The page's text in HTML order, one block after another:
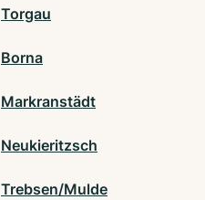
Torgau
Borna
Markranstädt
Neukieritzsch
Trebsen/Mulde